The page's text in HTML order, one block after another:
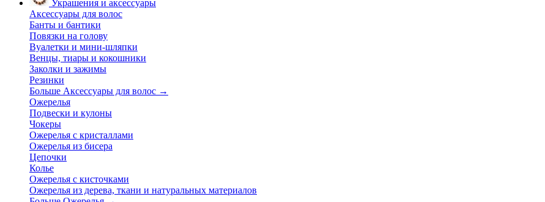
Украшения и аксессуары
Аксессуары для волос
Банты и бантики
Повязки на голову
Вуалетки и мини-шляпки
Венцы, тиары и кокошники
Заколки и зажимы
Резинки
Больше Аксессуары для волос →
Ожерелья
Подвески и кулоны
Чокеры
Ожерелья с кристаллами
Ожерелья из бисера
Цепочки
Колье
Ожерелья с кисточками
Ожерелья из дерева, ткани и натуральных материалов